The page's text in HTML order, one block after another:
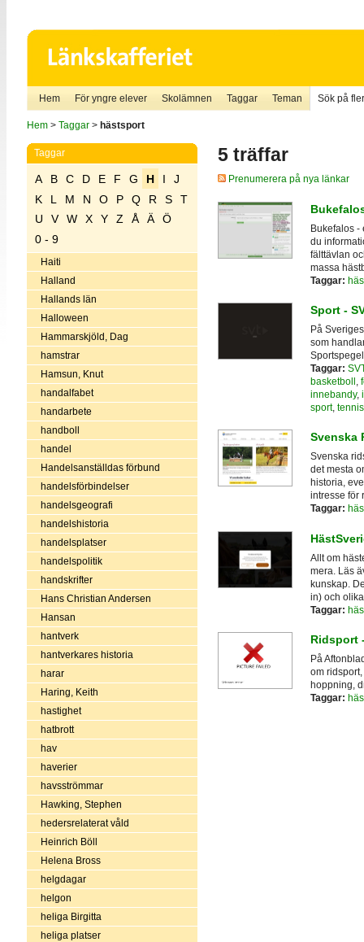
Hem För yngre elever Skolämnen Taggar Teman Sök på
Hem> Taggar> hästsport
Taggar
A B C D E F G H I
J
K
L M N O P Q R S
T
U
V W X Y Z Å Ä
Ö
0 - 9
Haiti
Halland
Hallands län
Halloween
Hammarskjöld, Dag
hamstrar
Hamsun, Knut
handalfabet
handarbete
handboll
handel
Handelsanställdas förbund
handelsförbindelser
handelsgeografi
handelshistoria
handelsplatser
handelspolitik
handskrifter
Hans Christian Andersen
Hansan
hantverk
hantverkares historia
harar
Haring, Keith
hastighet
hatbrott
hav
haverier
havsströmmar
Hawking, Stephen
hedersrelaterat våld
Heinrich Böll
Helena Bross
helgdagar
helgon
heliga Birgitta
heliga platser
5 träffar
Prenumerera på nya länkar
Bukefalos -
du
fälttävlan
massa
Taggar:
Sport -
På
som
Taggar:
basketboll ,
innebandy,
sport, tennis
Svenska
Svenska
det mesta
historia,
intresse för
Taggar:
Allt om
mera. Läs
kunskap.
in) och
Taggar:
Ridsport
På
om
hoppning,
Taggar: